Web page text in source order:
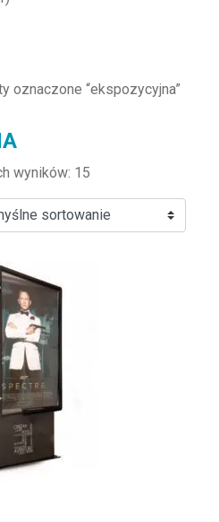
oznaczone “ekspozycyjna”
wyników: 15